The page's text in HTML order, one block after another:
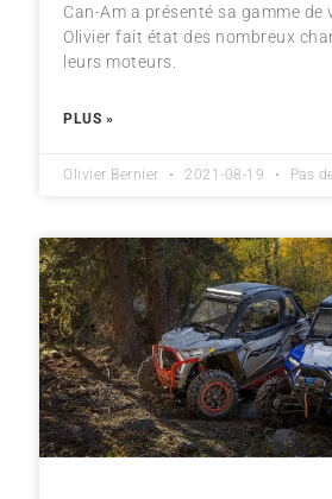
Can-Am a présenté sa gamme de
Olivier fait état des nombreux
leurs moteurs.
PLUS »
Olivier Bernier 2021-08-19 Pas